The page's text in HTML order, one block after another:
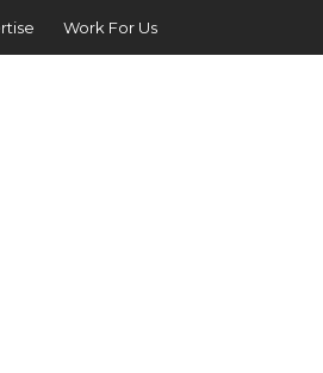
Work For Us